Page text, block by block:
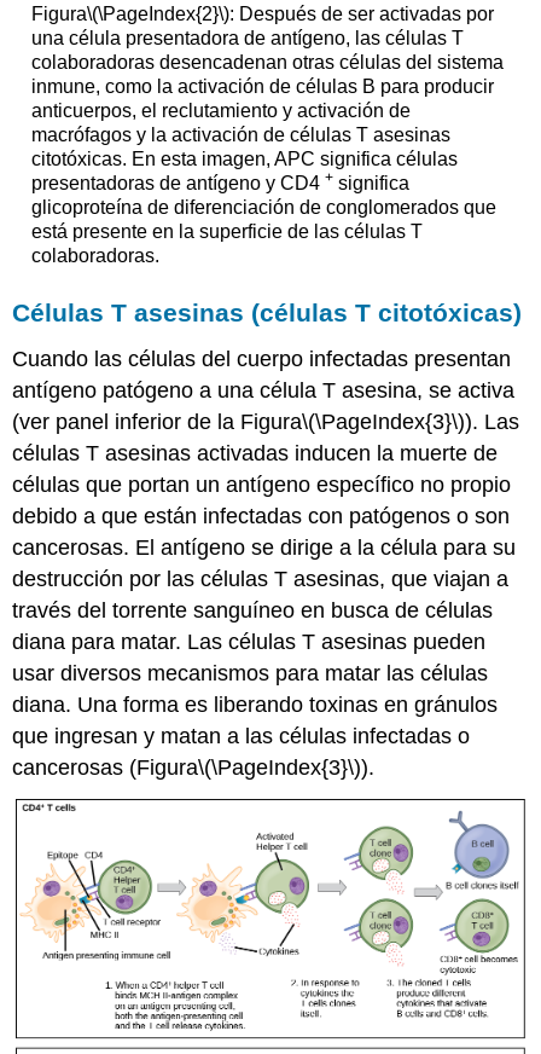
Figura\(\PageIndex{2}\): Después de ser activadas por
una célula presentadora de antígeno, las células T
colaboradoras desencadenan otras células del sistema
inmune, como la activación de células B para producir
anticuerpos, el reclutamiento y activación de
macrófagos y la activación de células T asesinas
citotóxicas. En esta imagen, APC significa células
presentadoras de antígeno y CD4 +significa
glicoproteína de diferenciación de conglomerados que
está presente en la superficie de las células T
colaboradoras.
Células T asesinas (células T citotóxicas)
Cuando las células del cuerpo infectadas presentan
antígeno patógeno a una célula T asesina, se activa
(ver panel inferior de la Figura\(\PageIndex{3}\)). Las
células T asesinas activadas inducen la muerte de
células que portan un antígeno específico no propio
debido a que están infectadas con patógenos o son
cancerosas. El antígeno se dirige a la célula para su
destrucción por las células T asesinas, que viajan a
través del torrente sanguíneo en busca de células
diana para matar. Las células T asesinas pueden
usar diversos mecanismos para matar las células
diana. Una forma es liberando toxinas en gránulos
que ingresan y matan a las células infectadas o
cancerosas (Figura\(\PageIndex{3}\)).